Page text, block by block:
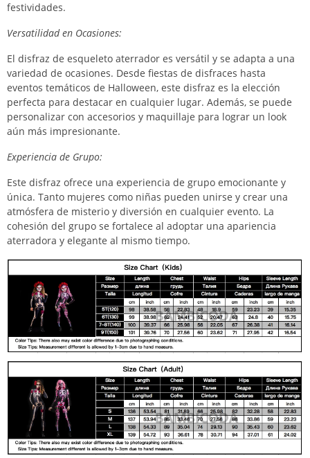
festividades.
Versatilidad en Ocasiones:
El disfraz de esqueleto aterrador es versátil y se adapta a una
variedad de ocasiones. Desde fiestas de disfraces hasta
eventos temáticos de Halloween, este disfraz es la elección
perfecta para destacar en cualquier lugar. Además, se puede
personalizar con accesorios y maquillaje para lograr un look
aún más impresionante.
Experiencia de Grupo:
Este disfraz ofrece una experiencia de grupo emocionante y
única. Tanto mujeres como niñas pueden unirse y crear una
atmósfera de misterio y diversión en cualquier evento. La
cohesión del grupo se fortalece al adoptar una apariencia
aterradora y elegante al mismo tiempo.